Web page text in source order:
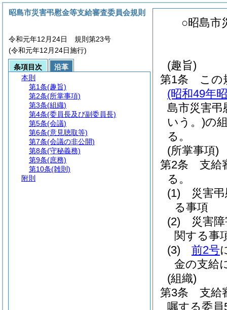
○昭島市
(趣旨)
第1条
この
(昭和49年
島市災害弔
いう。)の
る。
(所掌事項)
第2条
支給
る。
(1)
災害
る事項
(2)
災害
関する事
(3)
前2号
金の支給
(組織)
第3条
支給
嘱する委
昭島市災害弔慰金等支給審査委員会規則
令和元年12月24日 規則第23号
(令和元年12月24日施行)
条項目次
沿革
本則
第1条(趣旨)
第2条(所掌事項)
第3条(組織)
第4条(委員長及び副委員長)
第5条(会議)
第6条(意見聴取等)
第7条(会議の非公開)
第8条(守秘義務)
第9条(庶務)
第10条(雑則)
附則